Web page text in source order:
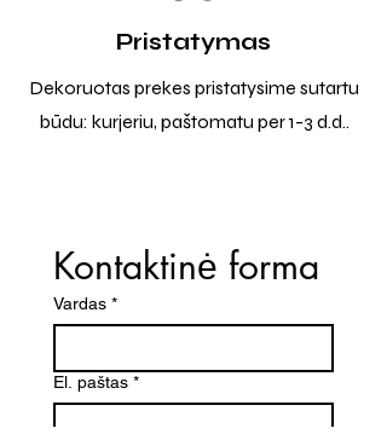
Pristatymas
Dekoruotas prekes pristatysime sutartu
būdu: kurjeriu, paštomatu per 1-3 d.d..
Kontaktinė forma
Vardas *
El. paštas *